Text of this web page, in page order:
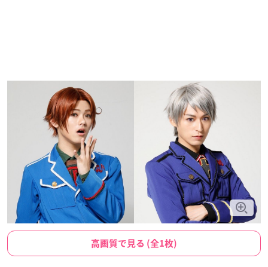
高画質で見る (全1枚)